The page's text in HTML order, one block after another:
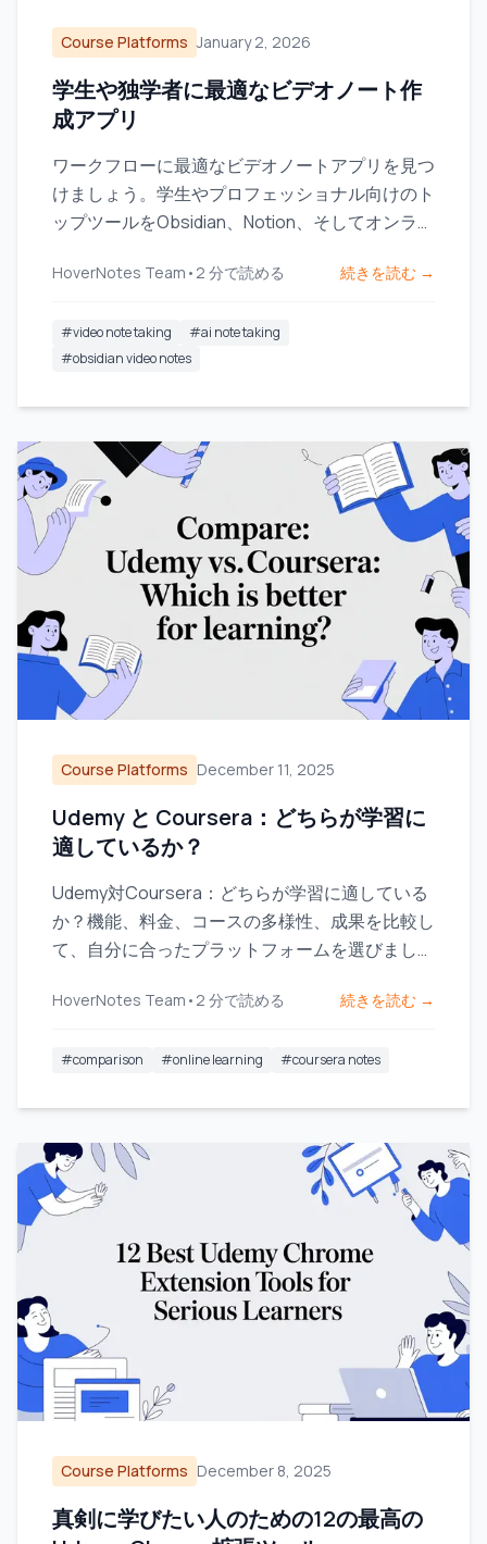
Course Platforms January 2, 2026
学生や独学者に最適なビデオノート作
成アプリ
ワークフローに最適なビデオノートアプリを見つ
けましょう。学生やプロフェッショナル向けのト
ップツールをObsidian、Notion、そしてオンライ
HoverNotes Team • 2 分で読める 続きを読む →
#video note taking #ai note taking
#obsidian video notes
Course Platforms December 11, 2025
Udemy と Coursera：どちらが学習に
適しているか？
Udemy対Coursera：どちらが学習に適している
か？機能、料金、コースの多様性、成果を比較し
て、自分に合ったプラットフォームを選びましょ
HoverNotes Team • 2 分で読める 続きを読む →
#comparison #online learning #coursera notes
Course Platforms December 8, 2025
真剣に学びたい人のための12の最高の